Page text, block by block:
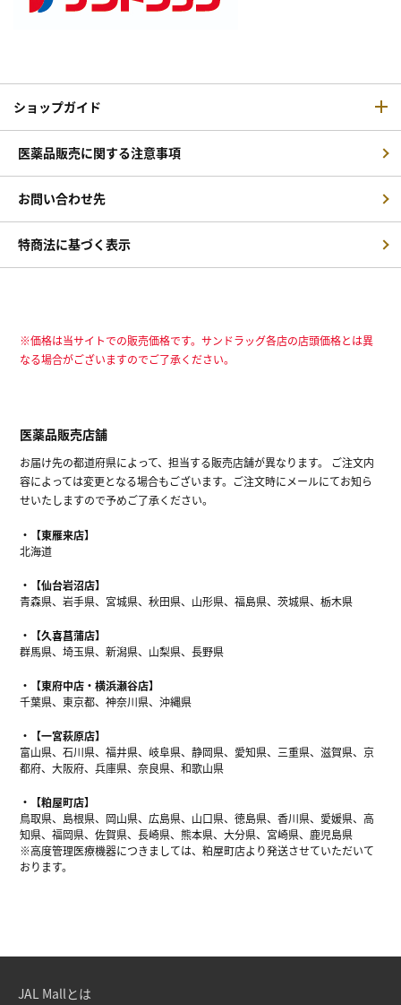
ショップガイド
医薬品販売に関する注意事項
お問い合わせ先
特商法に基づく表示
※価格は当サイトでの販売価格です。サンドラッグ各店の店頭価格とは異
なる場合がございますのでご了承ください。
医薬品販売店舗
お届け先の都道府県によって、担当する販売店舗が異なります。 ご注文内
容によっては変更となる場合もございます。ご注文時にメールにてお知ら
せいたしますので予めご了承ください。
【東雁来店】
北海道
【仙台岩沼店】
青森県、岩手県、宮城県、秋田県、山形県、福島県、茨城県、栃木県
【久喜菖蒲店】
群馬県、埼玉県、新潟県、山梨県、長野県
【東府中店・横浜瀬谷店】
千葉県、東京都、神奈川県、沖縄県
【一宮萩原店】
富山県、石川県、福井県、岐阜県、静岡県、愛知県、三重県、滋賀県、京
都府、大阪府、兵庫県、奈良県、和歌山県
【粕屋町店】
鳥取県、島根県、岡山県、広島県、山口県、徳島県、香川県、愛媛県、高
知県、福岡県、佐賀県、長崎県、熊本県、大分県、宮崎県、鹿児島県
※高度管理医療機器につきましては、粕屋町店より発送させていただいて
おります。
JAL Mallとは